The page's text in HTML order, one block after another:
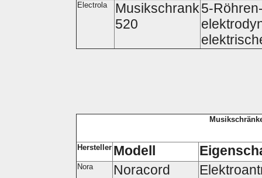
Electrola
Musikschrank
520
5-
Hersteller Modell
Nora Noracord